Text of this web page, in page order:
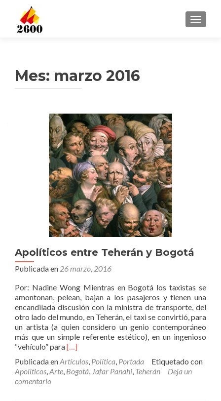
Mes: marzo 2016
Apolíticos entre Teherán y Bogotá
Publicada en 26 marzo, 2016
Por: Nadine Wong Mientras en Bogotá los taxistas se
amontonan, pelean, bajan a los pasajeros y tienen una
encandilada discusión con la ministra de transporte, del
otro lado del mundo, en Teherán, el taxi se convirtió, para
un artista (a quien considero un genio contemporáneo
más que un simple referente estético), en un ingenioso
“vehículo” paraLeer
entre
Teherán
[…]
Publicada enArtículos, Política, Portada
Etiquetado con
Apolíticos,Arte, Bogotá, Jafar Panahi, Teherán
Deja un
comentario